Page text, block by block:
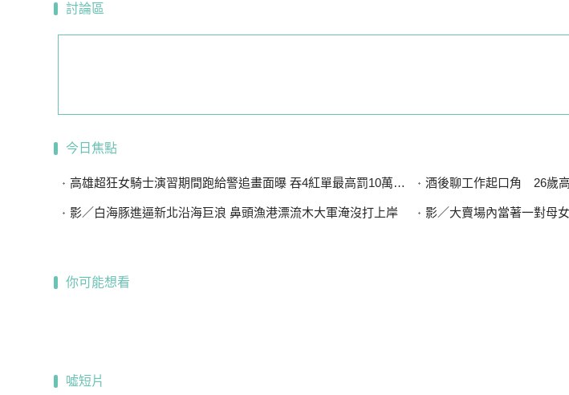
討論區
今日焦點
高雄超狂女騎士演習期間跑給警追畫面曝 吞4紅單最高罰10萬被送醫 酒後聊工作起口角 26歲高中
影／白海豚進逼新北沿海巨浪 鼻頭漁港漂流木大軍淹沒打上岸 影／大賣場內當著一對母
你可能想看
噓短片